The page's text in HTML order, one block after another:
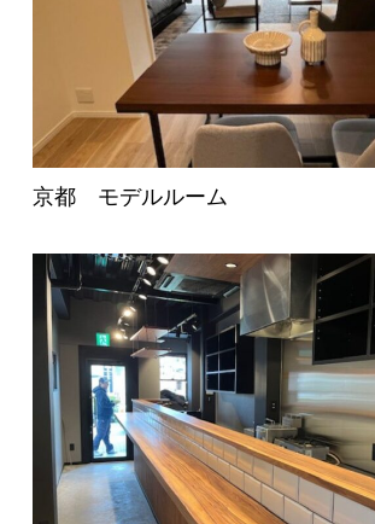
京都 モデルルーム